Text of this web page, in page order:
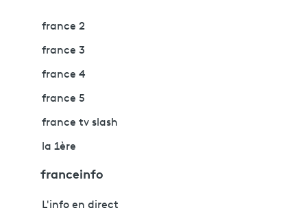
france 2
france 3
france 4
france 5
france tv slash
la 1ère
franceinfo
L'info en direct